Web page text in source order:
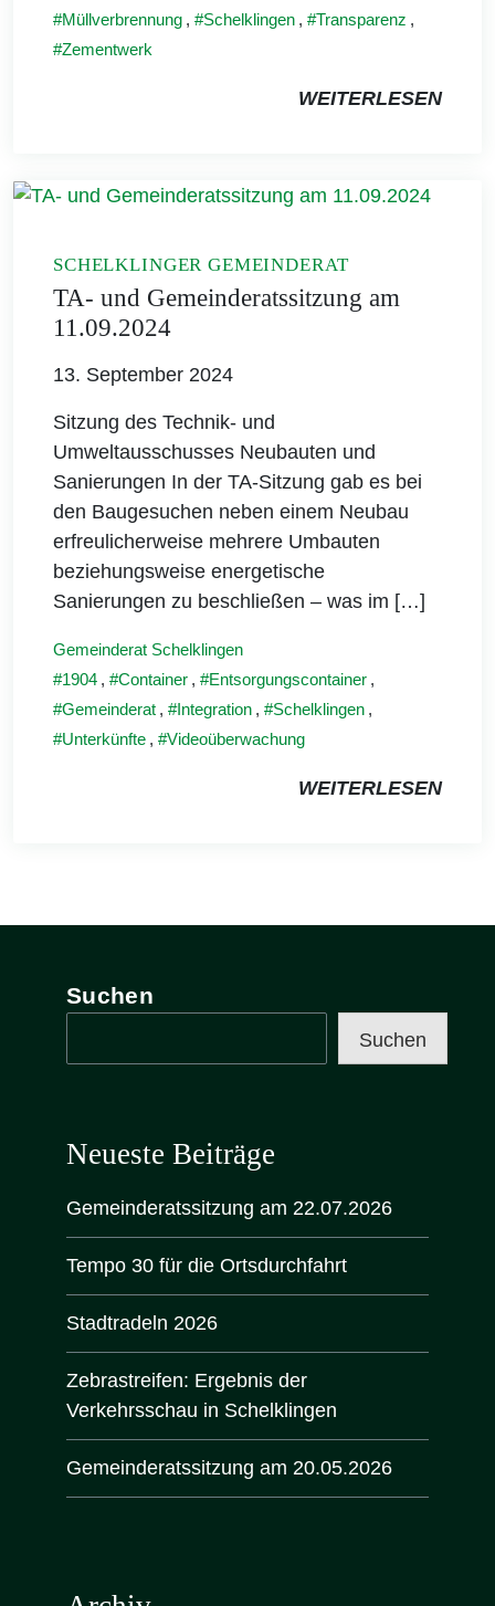
Müllverbrennung , Schelklingen , Transparenz ,
Zementwerk
WEITERLESEN
SCHELKLINGER GEMEINDERAT
TA- und Gemeinderatssitzung am
11.09.2024
13. September 2024
Sitzung des Technik- und
Umweltausschusses Neubauten und
Sanierungen In der TA-Sitzung gab es bei
den Baugesuchen neben einem Neubau
erfreulicherweise mehrere Umbauten
beziehungsweise energetische
Sanierungen zu beschließen – was im […]
Gemeinderat Schelklingen
1904 , Container , Entsorgungscontainer ,
Gemeinderat , Integration , Schelklingen ,
Unterkünfte , Videoüberwachung
WEITERLESEN
Suchen
Suchen
Neueste Beiträge
Gemeinderatssitzung am 22.07.2026
Tempo 30 für die Ortsdurchfahrt
Stadtradeln 2026
Zebrastreifen: Ergebnis der
Verkehrsschau in Schelklingen
Gemeinderatssitzung am 20.05.2026